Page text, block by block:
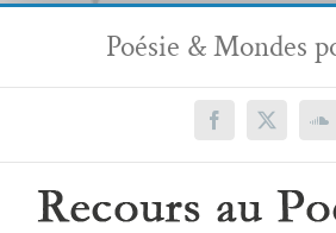
Passer
contenu
Poésie & Mondes
Facebook
X